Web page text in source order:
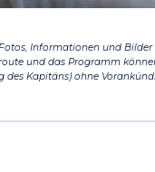
Informationen und
und das Programm
des Kapitäns) ohne